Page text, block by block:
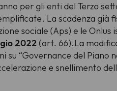
per gli enti del Terzo
La scadenza già
sociale (Aps) e le
2022 (art. 66).La
su “Governance del
e snellimento